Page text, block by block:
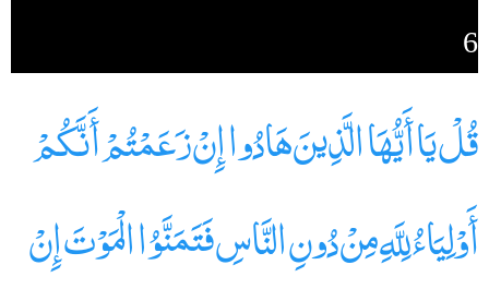
6
قُلْ يَا أَيُّهَا الَّذِينَ هَادُوا إِنْ زَعَمْتُمْ أَنَّكُمْ
أَوْلِيَاءُ لِلَّهِ مِنْ دُونِ النَّاسِ فَتَمَنَّوُا الْمَوْتَ إِنْ